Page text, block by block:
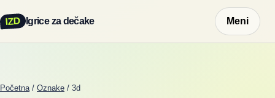
IZD Igrice za dečake Meni
Početna / Oznake / 3d